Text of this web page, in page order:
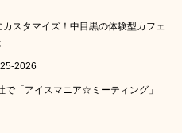
スタマイズ！中目黒の体験型カフェ
2026
で「アイスマニア☆ミーティング」